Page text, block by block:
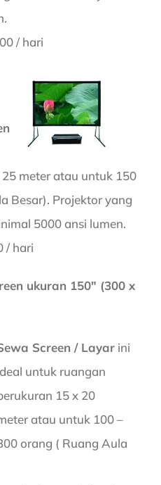
/ hari
meter atau untuk 150
Besar). Projektor yang
5000 ansi lumen.
/ hari
ukuran 150″ (300 x
Screen / Layarini
untuk ruangan
15 x 20
atau untuk 100 –
orang ( Ruang Aula